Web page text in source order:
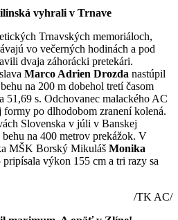
vyhrali v Trnave
Trnavských memoriáloch,
vo večerných hodinách a pod
dvaja záhorácki pretekári.
Marco Adrien Drozda nastúpil
na 200 m dobehol tretí časom
51,69 s. Odchovanec malackého AC
po dlhodobom zranení kolená.
Slovenska v júli v Banskej
na 400 metrov prekážok. V
MŠK Borský Mikuláš Monika
pripísala výkon 155 cm a tri razy sa
/TK AC/